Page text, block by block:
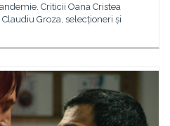
Criticii Oana Cristea
Groza, selecționeri și